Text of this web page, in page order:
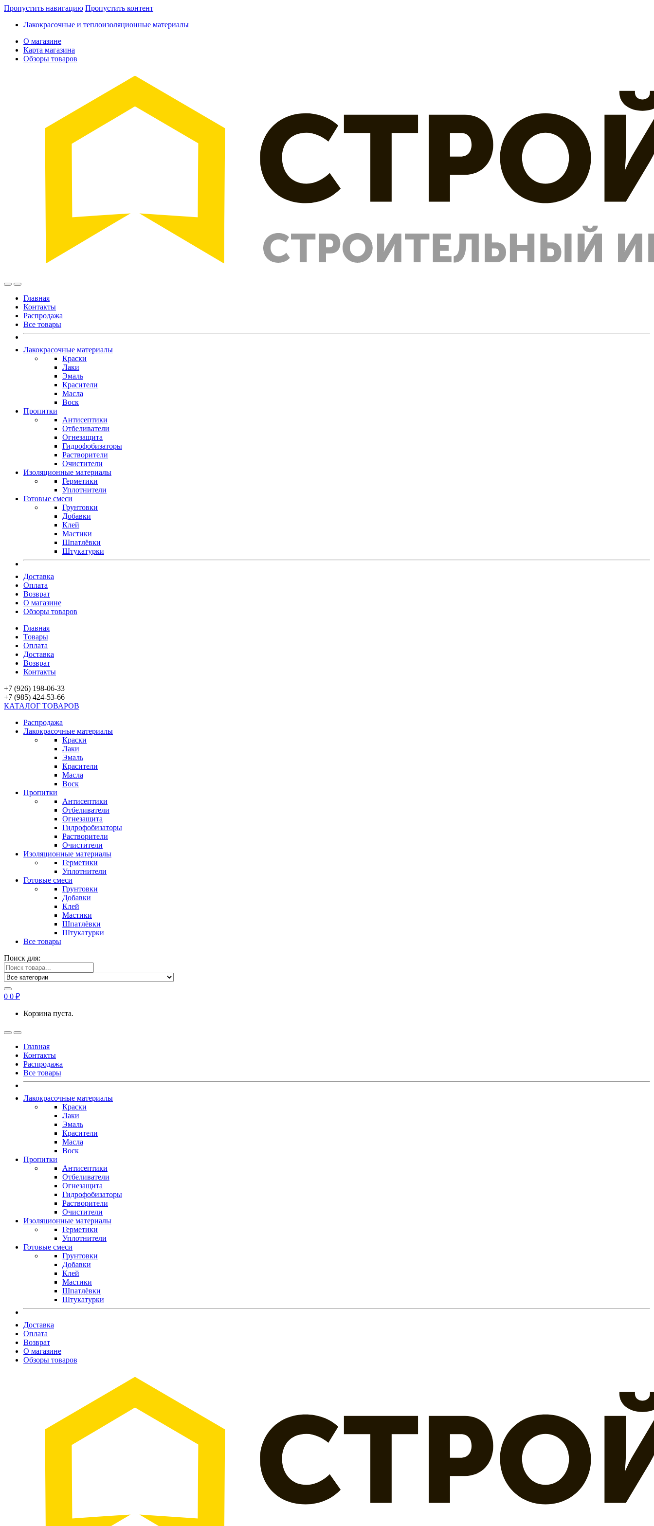
Пропустить навигацию Пропустить контент
Лакокрасочные и теплоизоляционные материалы
О магазине
Карта магазина
Обзоры товаров
Главная
Контакты
Распродажа
Все товары
Лакокрасочные материалы
Краски
Лаки
Эмаль
Красители
Масла
Воск
Пропитки
Антисептики
Отбеливатели
Огнезащита
Гидрофобизаторы
Растворители
Очистители
Изоляционные материалы
Герметики
Уплотнители
Готовые смеси
Грунтовки
Добавки
Клей
Мастики
Шпатлёвки
Штукатурки
Доставка
Оплата
Возврат
О магазине
Обзоры товаров
Главная
Товары
Оплата
Доставка
Возврат
Контакты
+7 (926) 198-06-33
+7 (985) 424-53-66
КАТАЛОГ ТОВАРОВ
Распродажа
Лакокрасочные материалы
Краски
Лаки
Эмаль
Красители
Масла
Воск
Пропитки
Антисептики
Отбеливатели
Огнезащита
Гидрофобизаторы
Растворители
Очистители
Изоляционные материалы
Герметики
Уплотнители
Готовые смеси
Грунтовки
Добавки
Клей
Мастики
Шпатлёвки
Штукатурки
Все товары
Поиск для:
0 0 ₽
Корзина пуста.
Главная
Контакты
Распродажа
Все товары
Лакокрасочные материалы
Краски
Лаки
Эмаль
Красители
Масла
Воск
Пропитки
Антисептики
Отбеливатели
Огнезащита
Гидрофобизаторы
Растворители
Очистители
Изоляционные материалы
Герметики
Уплотнители
Готовые смеси
Грунтовки
Добавки
Клей
Мастики
Шпатлёвки
Штукатурки
Доставка
Оплата
Возврат
О магазине
Обзоры товаров